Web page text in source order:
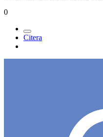
0
Citera